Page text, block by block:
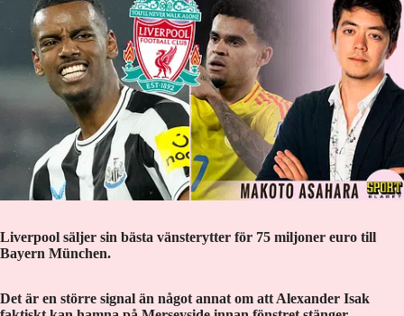
Liverpool säljer sin bästa vänsterytter för 75 miljoner euro till
Bayern München.
Det är en större signal än något annat om att Alexander Isak